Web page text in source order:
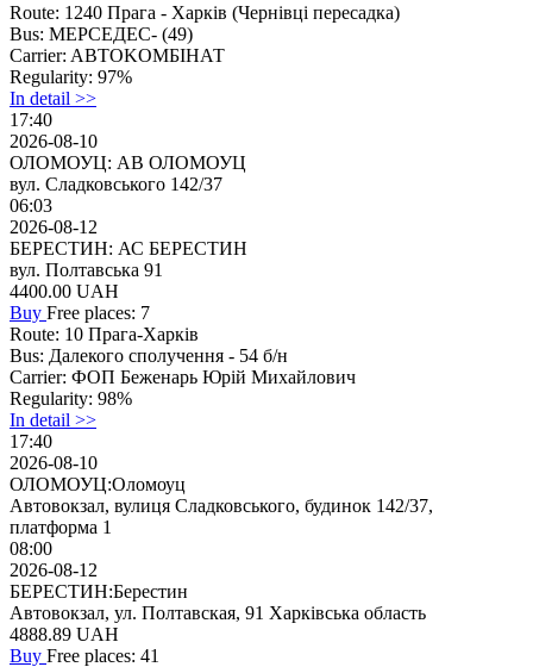
Route: 1240 Прага - Харків (Чернiвцi пeресaдка)
Bus: МЕРСЕДЕС- (49)
Carrier: ABTOKOMБIНАТ
Regularity: 97%
In detail >>
17:40
2026-08-10
ОЛОМОУЦ: АВ ОЛОМОУЦ
вул. Сладковського 142/37
06:03
2026-08-12
БЕРЕСТИН: АС БЕРЕСТИН
вул. Полтавська 91
4400.00 UAH
Buy Free places: 7
Route: 10 Прага-Харків
Bus: Далекого сполучення - 54 б/н
Carrier: ФОП Беженарь Юрій Михайлович
Regularity: 98%
In detail >>
17:40
2026-08-10
ОЛОМОУЦ:Оломоуц
Автовокзал, вулиця Сладковського, будинок 142/37,
платформа 1
08:00
2026-08-12
БЕРЕСТИН:Берестин
Автовокзал, ул. Полтавская, 91 Харківська область
4888.89 UAH
Buy Free places: 41